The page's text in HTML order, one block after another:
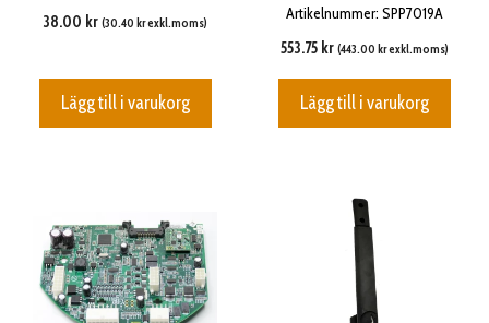
38.00 kr (30.40 krexkl.moms)
Lägg till i varukorg
Artikelnummer: SPP7019A
553.75 kr (443.00 krexkl.moms)
Lägg till i varukorg